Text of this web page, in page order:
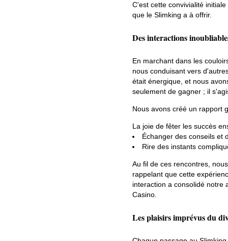
C'est cette convivialité
que le Slimking a à offrir.
Des interactions
En marchant dans les
nous conduisant vers
était énergique, et nous
seulement de gagner ; il
Nous avons créé un rapport
La joie de fêter les succès
Échanger des conseils et
Rire des instants
Au fil de ces rencontres,
rappelant que cette
interaction a consolidé notre
Casino.
Les plaisirs imprévus du